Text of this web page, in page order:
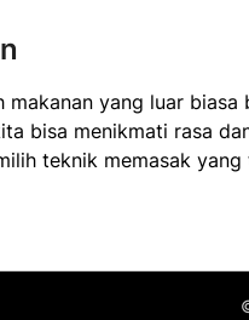
makanan yang luar
bisa menikmati rasa
teknik memasak